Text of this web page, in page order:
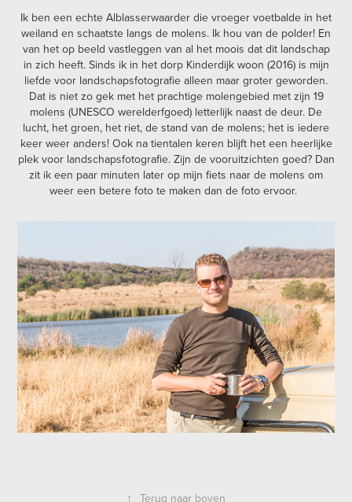
Ik ben een echte Alblasserwaarder die vroeger voetbalde in het
weiland en schaatste langs de molens. Ik hou van de polder! En
van het op beeld vastleggen van al het moois dat dit landschap
in zich heeft. Sinds ik in het dorp Kinderdijk woon (2016) is mijn
liefde voor landschapsfotografie alleen maar groter geworden.
Dat is niet zo gek met het prachtige molengebied met zijn 19
molens (UNESCO werelderfgoed) letterlijk naast de deur. De
lucht, het groen, het riet, de stand van de molens; het is iedere
keer weer anders! Ook na tientalen keren blijft het een heerlijke
plek voor landschapsfotografie. Zijn de vooruitzichten goed? Dan
zit ik een paar minuten later op mijn fiets naar de molens om
weer een betere foto te maken dan de foto ervoor.
↑ Terug naar boven